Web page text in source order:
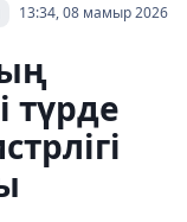
13:34, 08 мамыр 2026
түрде